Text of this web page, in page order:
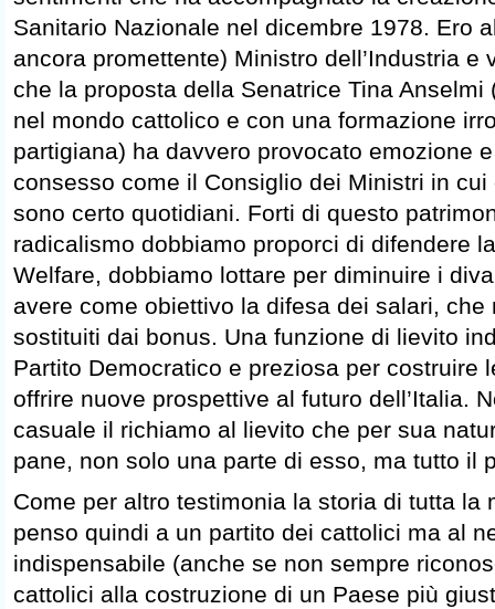
Sanitario Nazionale nel dicembre 1978. Ero
ancora promettente) Ministro dell’Industria e
che la proposta della Senatrice Tina Anselmi
nel mondo cattolico e con una formazione
partigiana) ha davvero provocato emozione
consesso come il Consiglio dei Ministri in
sono certo quotidiani. Forti di questo
radicalismo dobbiamo proporci di difendere
Welfare, dobbiamo lottare per diminuire i
avere come obiettivo la difesa dei salari, che
sostituiti dai bonus. Una funzione di lievito
Partito Democratico e preziosa per costruire
offrire nuove prospettive al futuro dell’Italia.
casuale il richiamo al lievito che per sua
pane, non solo una parte di esso, ma tutto il
Come per altro testimonia la storia di tutta la
penso quindi a un partito dei cattolici ma al
indispensabile (anche se non sempre
cattolici alla costruzione di un Paese più